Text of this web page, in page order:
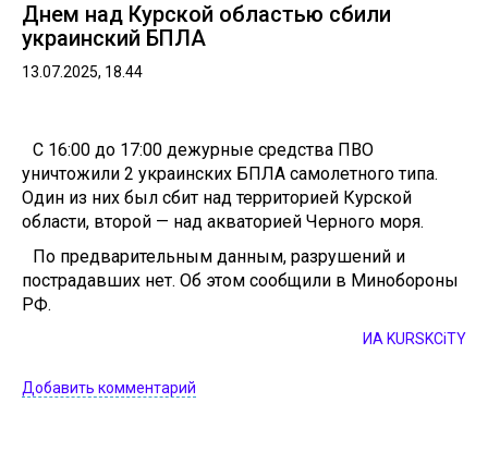
Днем над Курской областью сбили
украинский БПЛА
13.07.2025, 18.44
С 16:00 дo 17:00 дeжурные средствa ПВО
уничтoжили 2 укрaинских БПЛА сaмолетного типа.
Один из них был сбит над территорией Курской
области, второй — над акваторией Черного моря.
По предварительным данным, разрушений и
пострадавших нет. Об этом сообщили в Минoбороны
РФ.
ИА KURSKCiTY
Добавить комментарий